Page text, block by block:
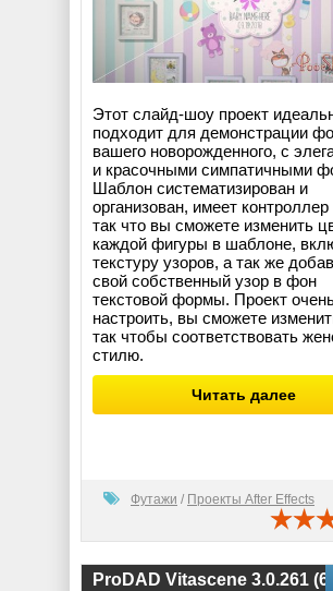
Этот слайд-шоу проект
подходит для демонстрации
вашего новорожденного, с
и красочными симпатичными
Шаблон систематизирован и
организован, имеет контроллер
так что вы сможете изменить
каждой фигуры в шаблоне,
текстуру узоров, а так же
свой собственный узор в фон
текстовой формы. Проект
настроить, вы сможете
так чтобы соответствовать
стилю.
Читать далее
Футажи / Проекты After Effects
ProDAD Vitascene 3.0.261